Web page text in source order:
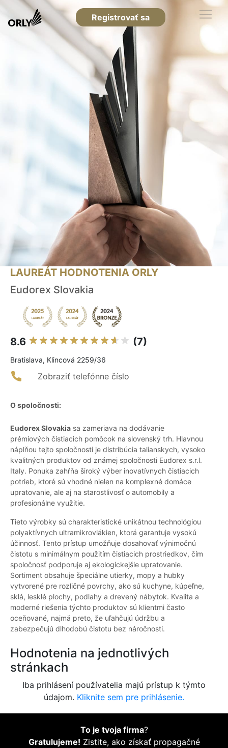
Registrovať sa
LAUREÁT HODNOTENIA ORLY
Eudorex Slovakia
8.6 (7)
Bratislava, Klincová 2259/36
Zobraziť telefónne číslo
O spoločnosti:
Eudorex Slovakia sa zameriava na dodávanie
prémiových čistiacich pomôcok na slovenský trh. Hlavnou
náplňou tejto spoločnosti je distribúcia talianskych, vysoko
kvalitných produktov od známej spoločnosti Eudorex s.r.l.
Italy. Ponuka zahŕňa široký výber inovatívnych čistiacich
potrieb, ktoré sú vhodné nielen na komplexné domáce
upratovanie, ale aj na starostlivosť o automobily a
profesionálne využitie.
Tieto výrobky sú charakteristické unikátnou technológiou
polyaktívnych ultramikrovlákien, ktorá garantuje vysokú
účinnosť. Tento prístup umožňuje dosahovať výnimočnú
čistotu s minimálnym použitím čistiacich prostriedkov, čím
spoločnosť podporuje aj ekologickejšie upratovanie.
Sortiment obsahuje špeciálne utierky, mopy a hubky
vytvorené pre rozličné povrchy, ako sú kuchyne, kúpeľne,
sklá, lesklé plochy, podlahy a drevený nábytok. Kvalita a
moderné riešenia týchto produktov sú klientmi často
oceňované, najmä preto, že uľahčujú údržbu a
zabezpečujú dlhodobú čistotu bez náročnosti.
Hodnotenia na jednotlivých
stránkach
Iba prihlásení používatelia majú prístup k týmto
údajom. Kliknite sem pre prihlásenie.
To je tvoja firma?
Gratulujeme! Zistite, ako získať propagačné